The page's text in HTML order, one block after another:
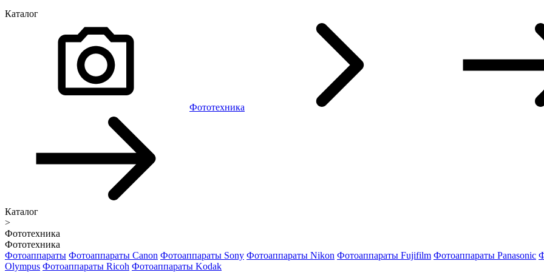
Каталог
Фототехника
Каталог
>
Фототехника
Фототехника
Фотоаппараты Фотоаппараты Canon Фотоаппараты Sony Фотоаппараты Nikon Фотоаппараты Fujifilm Фотоаппараты Panasonic
Olympus Фотоаппараты Ricoh Фотоаппараты Kodak